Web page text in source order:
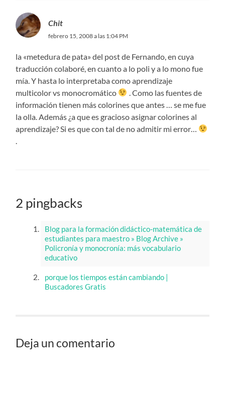
Chit
febrero 15, 2008 a las 1:04 PM
la «metedura de pata» del post de Fernando, en cuya
traducción colaboré, en cuanto a lo poli y a lo mono fue
mía. Y hasta lo interpretaba como aprendizaje
multicolor vs monocromático
. Como las fuentes de
información tienen más colorines que antes … se me fue
la olla. Además ¿a que es gracioso asignar colorines al
aprendizaje? Si es que con tal de no admitir mi error…
2 pingbacks
Blog para la formación didáctico-matemática de
estudiantes para maestro » Blog Archive »
Policronía y monocronía: más vocabulario
educativo
porque los tiempos están cambiando |
Buscadores Gratis
Deja un comentario